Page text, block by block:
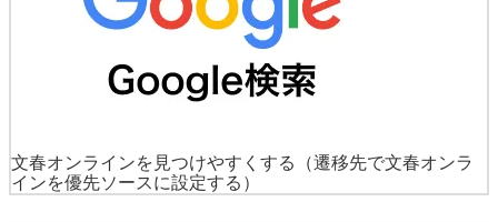
文春オンラインを見つけやすくする
（遷移先で文春オンラ
インを優先ソースに設定する）